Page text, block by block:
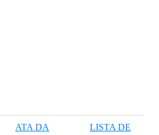
ATA DA
LISTA DE